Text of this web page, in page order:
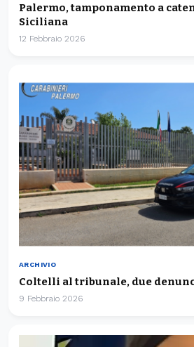
Palermo, tamponamento a
Siciliana
12 Febbraio 2026
ARCHIVIO
Coltelli al tribunale, due
9 Febbraio 2026